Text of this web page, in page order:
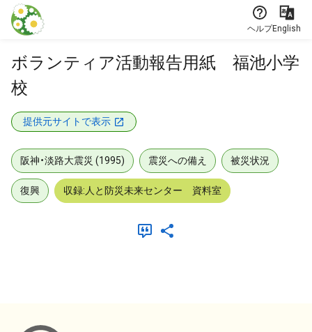
本文に飛ぶ
ヘルプEnglish
ボランティア活動報告用紙 福池小学
校
提供元サイトで表示
阪神・淡路大震災 (1995) 震災への備え 被災状況
復興 収録:人と防災未来センター 資料室